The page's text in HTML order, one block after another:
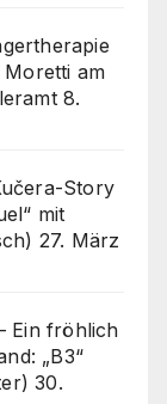
Moretti am
8.
Story
mit
27. März
Ein fröhlich
„B3“
30.